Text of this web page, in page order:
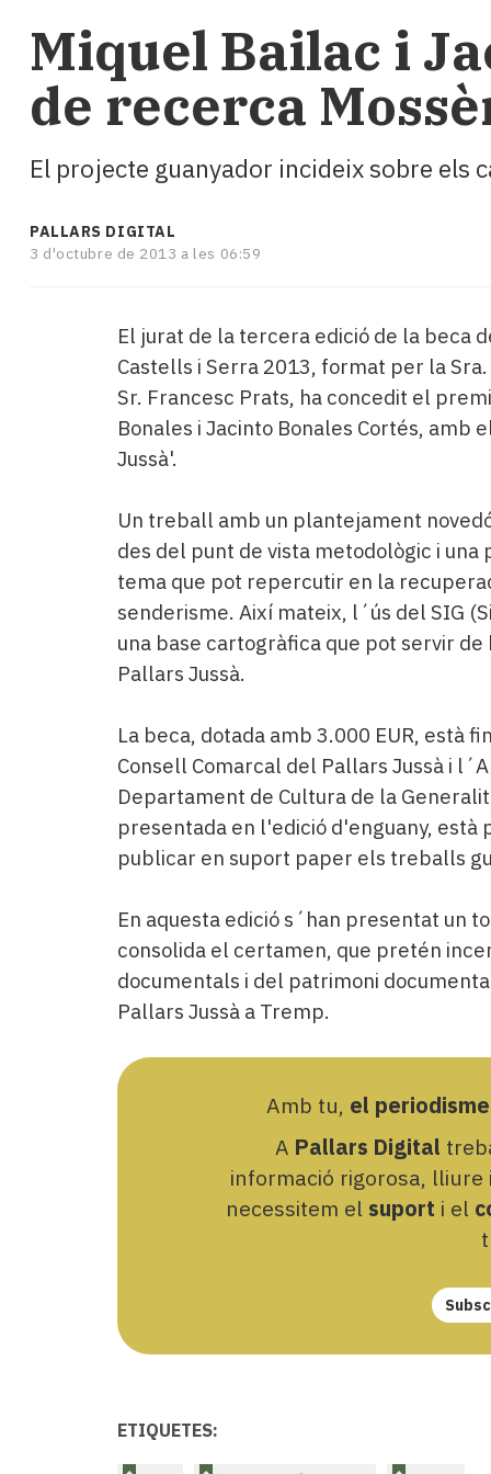
turisme
Cultura
Esports
Mai
TV
El
Enquestes
newsletter
Miquel Bailac i
de recerca
El projecte guanyador incideix sobre els
PALLARS DIGITAL
3 d'octubre de 2013 a les 06:59
El jurat de la tercera edició de la beca
Castells i Serra 2013, format per la
Sr. Francesc Prats, ha concedit el
Bonales i Jacinto Bonales Cortés,
Jussà'.
Un treball amb un plantejament
des del punt de vista metodològic i
tema que pot repercutir en la
senderisme. Així mateix, l´ús del SIG
una base cartogràfica que pot servir
Pallars Jussà.
La beca, dotada amb 3.000 EUR, està
Consell Comarcal del Pallars Jussà i
Departament de Cultura de la
presentada en l'edició d'enguany, està
publicar en suport paper els treballs
En aquesta edició s´han presentat un
consolida el certamen, que pretén
documentals i del patrimoni
Pallars Jussà a Tremp.
Amb tu, el
A Pallars Digital
informació rigorosa,
necessitem el suport i el
ETIQUETES: